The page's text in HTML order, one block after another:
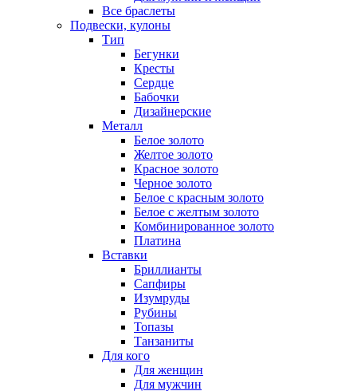
Все браслеты
Подвески, кулоны
Тип
Бегунки
Кресты
Сердце
Бабочки
Дизайнерские
Металл
Белое золото
Желтое золото
Красное золото
Черное золото
Белое с красным золото
Белое с желтым золото
Комбинированное золото
Платина
Вставки
Бриллианты
Сапфиры
Изумруды
Рубины
Топазы
Танзаниты
Для кого
Для женщин
Для мужчин